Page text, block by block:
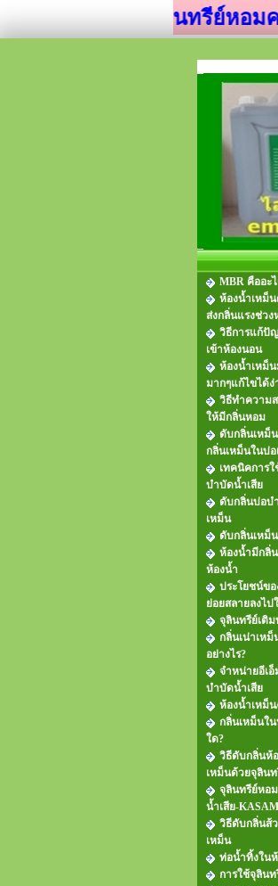
จุลินทรีย์หอมค
MBR คืออะไ
ห้องน้ำเหม็
ส่งกลิ่นแรงช่ว
วิธีการแก้ปั
เข้าห้องนอน
ห้องน้ำเหม็
มากๆแก้ไขได้ง่
วิธีทำความ
ให้มีกลิ่นหอม
ดับกลิ่นเหม็
กลิ่นเหม็นในบ่อ
เทคนิคการ
บำบัดน้ำเสีย
ดับกลิ่นบ่อบ
เหม็น
ดับกลิ่นเหม็น
ห้องน้ำมีกลิ่
ห้องน้ำ
ประโยชน์ขอ
ย่อยสลายลงไป
จุลินทรีย์เติม
กลิ่นเน่าเหม็
อย่างไร?
จำหน่ายอีเ
บำบัดน้ำเสีย
ห้องน้ำเหม็
กลิ่นเหม็นใ
ใด?
วิธีดับกลิ่นห้
เหม็นด้วยจุลินท
จุลินทรีย์หอ
น้ำเสีย-
วิธีดับกลิ่นส้
เหม็น
ท่อน้ำทิ้งใน
การใช้จุลินท